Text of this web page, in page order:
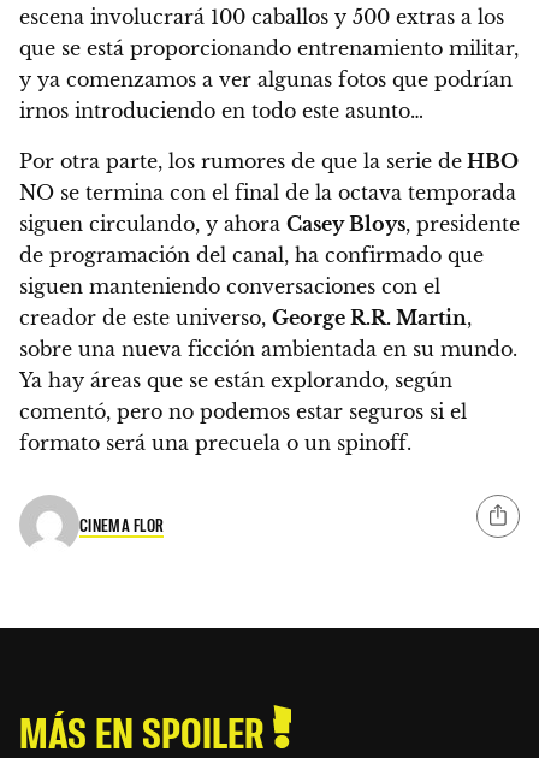
escena involucrará 100 caballos y 500 extras a los
que se está proporcionando entrenamiento militar,
y ya comenzamos a ver algunas fotos que podrían
irnos introduciendo en todo este asunto…
Por otra parte, los rumores de que la serie de HBO
NO se termina con el final de la octava temporada
siguen circulando, y ahora Casey Bloys, presidente
de programación del canal, ha confirmado que
siguen manteniendo conversaciones con el
creador de este universo, George R.R. Martin,
sobre una nueva ficción ambientada en su mundo.
Ya hay áreas que se están explorando, según
comentó, pero no podemos estar seguros si el
formato será una precuela o un spinoff.
CINEMA FLOR
MÁS EN SPOILER